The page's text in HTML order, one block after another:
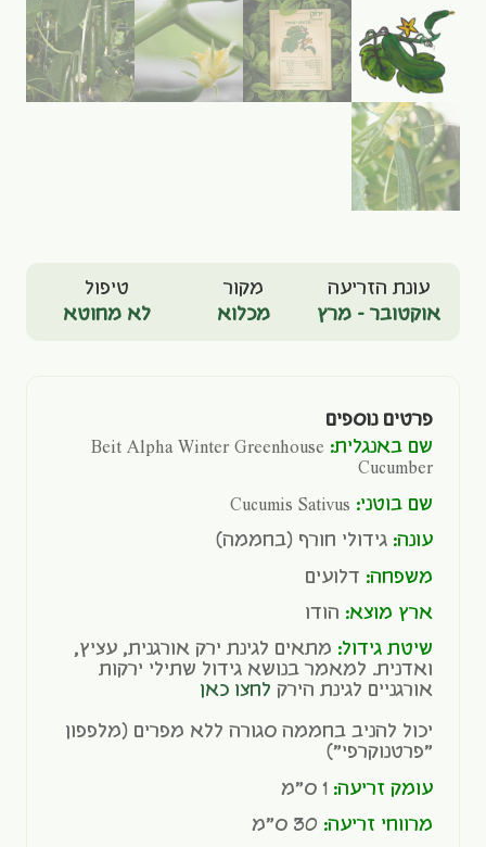
עונת הזריעה
אוקטובר - מרץ
מקור
מכלוא
טיפול
לא מחוטא
פרטים נוספים
שם באנגלית: Beit Alpha Winter Greenhouse
Cucumber
שם בוטני:
עונה: גידולי חורף (בחממה)
משפחה: דלועים
ארץ מוצא: הודו
שיטת גידול: מתאים לגינת ירק אורגנית, עציץ,
ואדנית. למאמר בנושא גידול שתילי ירקות
אורגניים לגינת הירק לחצו כאן
יכול להניב בחממה סגורה ללא מפרים (מלפפון
"פרטנוקרפי")
עומק זריעה:
מרווחי זריעה: